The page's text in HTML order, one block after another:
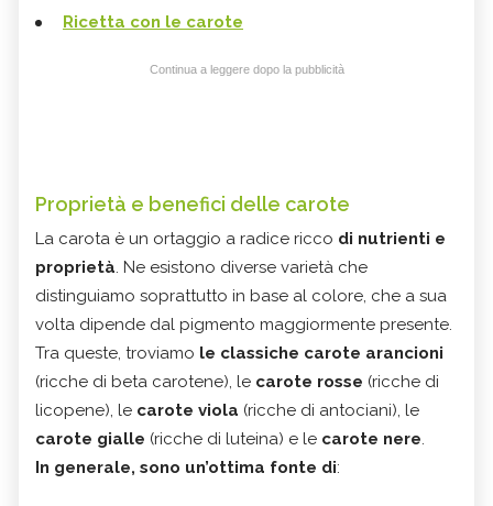
Ricetta con le carote
Continua a leggere dopo la pubblicità
Proprietà e benefici delle carote
La carota è un ortaggio a radice ricco di nutrienti e
proprietà. Ne esistono diverse varietà che
distinguiamo soprattutto in base al colore, che a sua
volta dipende dal pigmento maggiormente presente.
Tra queste, troviamo le classiche carote arancioni
(ricche di beta carotene), le carote rosse (ricche di
licopene), le carote viola (ricche di antociani), le
carote gialle (ricche di luteina) e le carote nere.
In generale, sono un’ottima fonte di: